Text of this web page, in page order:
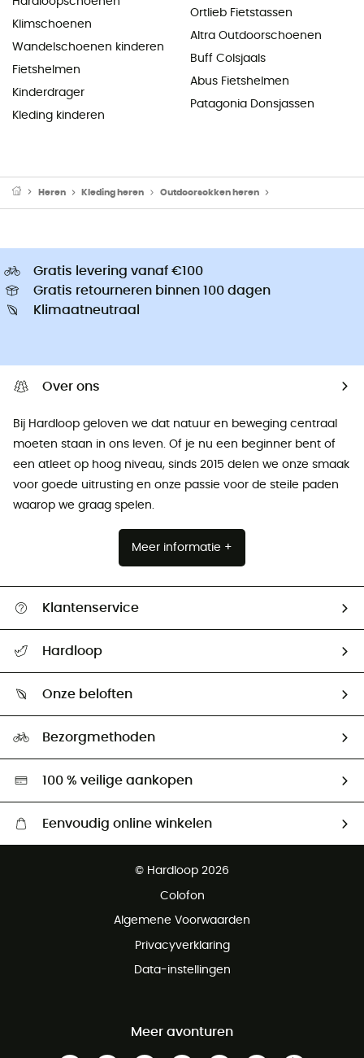
Klimschoenen
Wandelschoenen kinderen
Fietshelmen
Kinderdrager
Kleding kinderen
Ortlieb Fietstassen
Altra Outdoorschoenen
Buff Colsjaals
Abus Fietshelmen
Patagonia Donsjassen
Heren Kleding heren Outdoorsokken heren
Gratis levering vanaf €100
Gratis retourneren binnen 100 dagen
Klimaatneutraal
Over ons
Bij Hardloop geloven we dat natuur en beweging centraal
moeten staan ​​in ons leven. Of je nu een beginner bent of
een atleet op hoog niveau, sinds 2015 delen we onze smaak
voor goede uitrusting en onze passie voor de steile paden
waarop we graag spelen.
Meer informatie +
Klantenservice
Retourzendingen & Terugbetalingen
Hardloop
Ambassadeurs
Onze beloften
Hardgreen
Bezorgmethoden
100 % veilige aankopen
Eenvoudig online winkelen
Gratis retourneren binnen 100 dagen
© Hardloop 2026
Colofon
Algemene Voorwaarden
Privacyverklaring
Data-instellingen
Meer avonturen